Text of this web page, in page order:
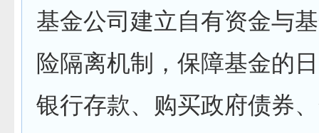
基金公司建立自有资金与
险隔离机制，保障基金的
银行存款、购买政府债券